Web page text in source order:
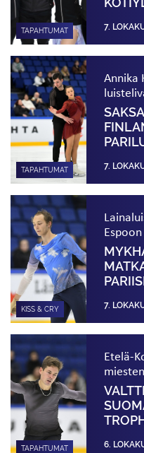
TAPAHTUMAT 7.
TAPAHTUMAT
Annika
7.
KISS & CRY 7.
TAPAHTUMAT
Etelä-
6.